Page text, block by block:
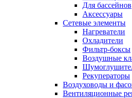
Для бассейнов
Аксессуары
Сетевые элементы
Нагреватели
Охладители
Фильтр-боксы
Воздушные
Рекуператоры
Воздуховоды и
Вентиляционные